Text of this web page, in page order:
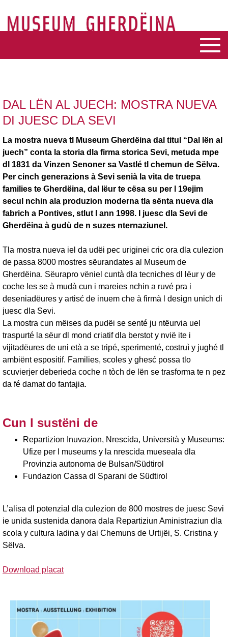
DAL LËN AL JUECH: MOSTRA NUEVA
DI JUESC DLA SEVI
La mostra nueva tl Museum Gherdëina dal titul “Dal lën al
juech” conta la storia dla firma storica Sevi, metuda mpe
dl 1831 da Vinzen Senoner sa Vastlé tl chemun de Sëlva.
Per cinch generazions à Sevi senià la vita de truepa
families te Gherdëina, dal lëur te cësa su per l 19ejim
secul nchin ala produzion moderna tla sënta nueva dla
fabrich a Pontives, stlut l ann 1998. I juesc dla Sevi de
Gherdëina à gudù de n suzes nternaziunel.
Tla mostra nueva iel da udëi pec uriginei cric ora dla culezion
de passa 8000 mostres sëurandates al Museum de
Gherdëina. Sëurapro vëniel cuntà dla tecniches dl lëur y de
coche les se à mudà cun i mareies nchin a ruvé pra i
deseniadëures y artisć de inuem che à firmà l design unich di
juesc dla Sevi.
La mostra cun mëises da pudëi se senté ju ntëurvia uel
traspurté la sëur dl mond criatif dla berstot y nvië ite i
vijitadëures de uni età a se tripé, sperimenté, costruì y jughé tl
ambiënt espositif. Families, scoles y ghesć possa tlo
scuvierjer deberieda coche n tòch de lën se trasforma te n pez
da fé damat do fantajia.
Cun l sustëni de
Repartizion Inuvazion, Nrescida, Università y Museums:
Ufize per I museums y la nrescida mueseala dla
Provinzia autonoma de Bulsan/Südtirol
Fundazion Cassa dl Sparani de Südtirol
L’alisa dl potenzial dla culezion de 800 mostres de juesc Sevi
ie unida sustenida danora dala Repartiziun Aministraziun dla
scola y cultura ladina y dai Chemuns de Urtijëi, S. Cristina y
Sëlva.
Download placat